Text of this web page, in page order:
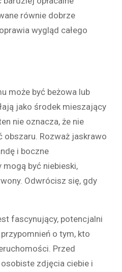
równie dobrze
wygląd całego
może być beżowa lub
jako środek mieszający
nie oznacza, że ​​nie
Rozważ jaskrawo
i boczne
być niebieski,
Odwrócisz się, gdy
fascynujący, potencjalni
o tym, kto
Przed
zdjęcia ciebie i